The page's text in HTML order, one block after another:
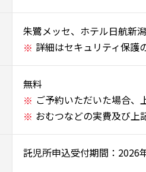
朱鷺メッセ、ホテル日航新
詳細はセキュリティ保護
無料
ご予約いただいた場合、
おむつなどの実費及び上
託児所申込受付期間：2026